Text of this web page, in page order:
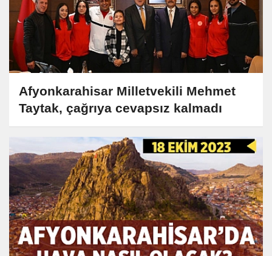
Afyonkarahisar Milletvekili Mehmet
Taytak, çağrıya cevapsız kalmadı